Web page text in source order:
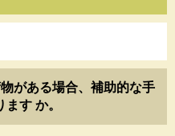
がある場合、補助的な手
す か。